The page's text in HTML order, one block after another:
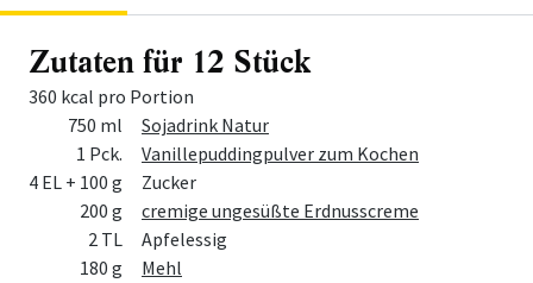
Zutaten für 12 Stück
360 kcal pro Portion
MengeZutat
750 ml
Sojadrink Natur
1 Pck.
Vanillepuddingpulver zum Kochen
4 EL + 100 g
Zucker
200 g
cremige ungesüßte Erdnusscreme
2 TL
Apfelessig
180 g
Mehl